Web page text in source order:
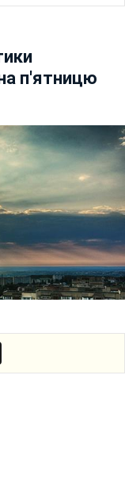
п'ятницю